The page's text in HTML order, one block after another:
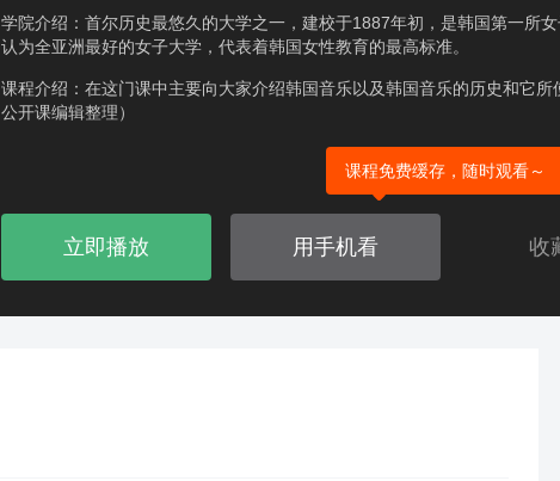
学院介绍：首尔历史最悠久的大学之一，建校于1887年初，是韩国第一所
认为全亚洲最好的女子大学，代表着韩国女性教育的最高标准。
课程介绍：在这门课中主要向大家介绍韩国音乐以及韩国音乐的历史和它
公开课编辑整理）
立即播放 用手机看
课程免费缓存，随时观看～
收